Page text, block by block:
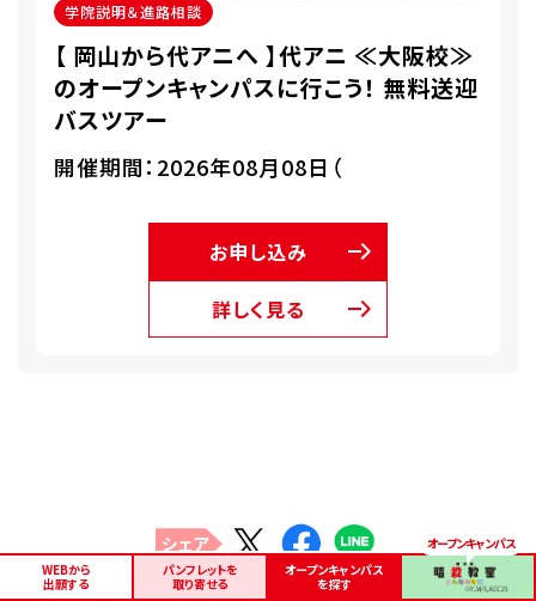
学院説明＆進路相談
【 岡山から代アニへ 】代アニ ≪大阪校≫
のオープンキャンパスに行こう！ 無料送迎
バスツアー
開催期間：2026年08月08日（
詳しく見る
お申し込み
シェア
WEBから
出願する
パンフレットを
取り寄せる
オープンキャンパス
を探す